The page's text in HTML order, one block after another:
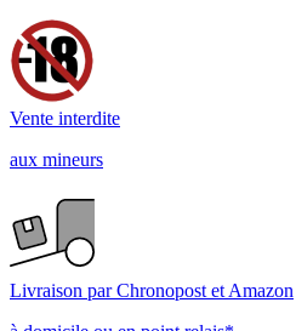
Vente interdite
aux mineurs
Livraison par Chronopost et Amazon